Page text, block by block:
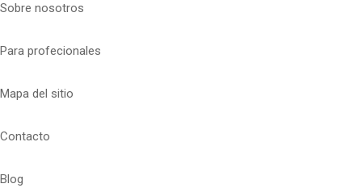
Sobre nosotros
Para profecionales
Mapa del sitio
Contacto
Blog